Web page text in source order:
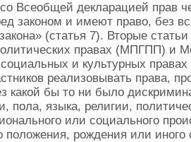
со Всеобщей декларацией прав
законом и имеют право, без
(статья 7). Вторые
правах (МПГПП) и
социальных и культурных
реализовывать права,
какой бы то ни было
пола, языка, религии,
или социального
положения, рождения или иного